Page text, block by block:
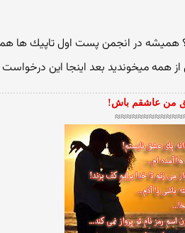
همیشه در انجمن پست اول تاپیك ها
میخوندید بعد اینجا این درخواست
من عاشقم باش!